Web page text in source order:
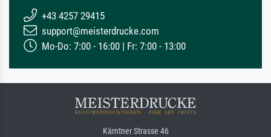
+43 4257 29415
support@meisterdrucke.com
Mo-Do: 7:00 - 16:00 | Fr: 7:00 - 13:00
Kärntner Strasse 46